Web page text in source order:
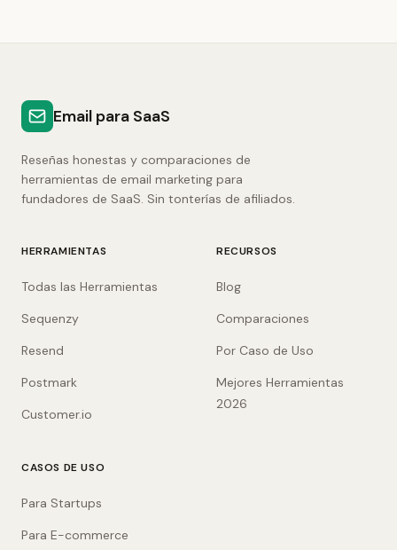
Email para SaaS
Reseñas honestas y comparaciones de
herramientas de email marketing para
fundadores de SaaS. Sin tonterías de afiliados.
HERRAMIENTAS
Todas las Herramientas
Sequenzy
Resend
Postmark
Customer.io
RECURSOS
Blog
Comparaciones
Por Caso de Uso
Mejores Herramientas
2026
CASOS DE USO
Para Startups
Para E-commerce